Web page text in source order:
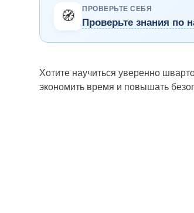
🧭 ПРОВЕРЬТЕ СЕБЯ
Проверьте знания по
Хотите научиться уверенно
экономить время и повышать